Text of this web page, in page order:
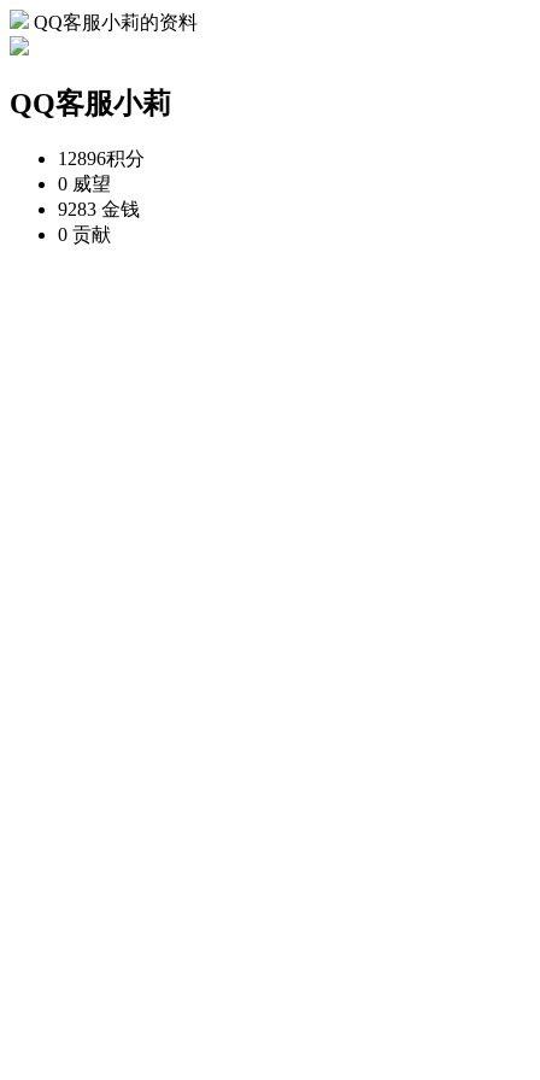
QQ客服小莉的资料
QQ客服小莉
12896积分
0 威望
9283 金钱
0 贡献